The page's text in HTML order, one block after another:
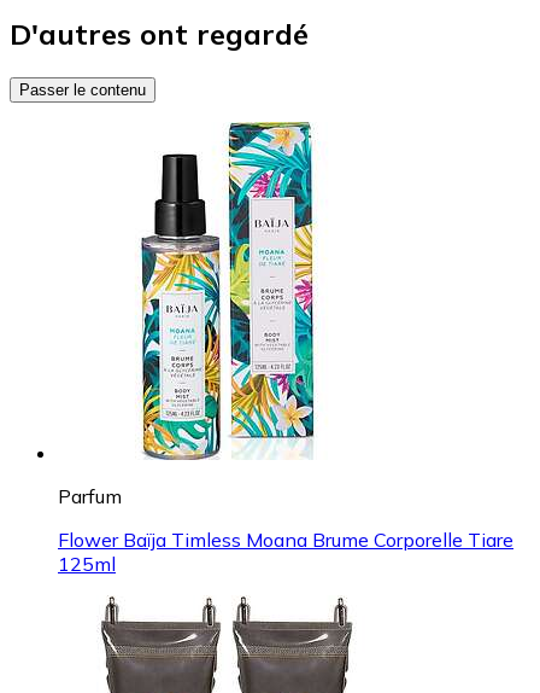
D'autres ont regardé
Passer le contenu
Parfum
Flower Baïja Timless Moana Brume Corporelle Tiare
125ml